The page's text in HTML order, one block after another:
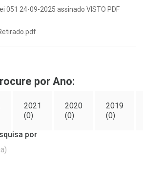
051 24-09-2025 assinado VISTO PDF
por Ano:
2021
(0)
2020
(0)
2019
(0)
por